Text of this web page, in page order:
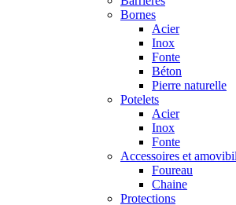
Bornes
Acier
Inox
Fonte
Béton
Pierre naturelle
Potelets
Acier
Inox
Fonte
Accessoires et
Foureau
Chaine
Protections